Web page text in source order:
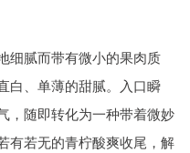
细腻而带有微小的果肉质
白、单薄的甜腻。入口瞬
，随即转化为一种带着微妙
有若无的青柠酸爽收尾，解